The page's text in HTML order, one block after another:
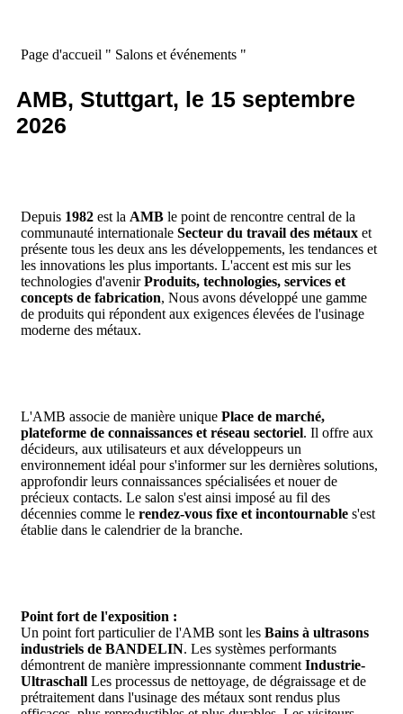
Page d'accueil " Salons et événements "
AMB, Stuttgart, le 15 septembre
2026
Depuis 1982 est la AMB le point de rencontre central de la
communauté internationale Secteur du travail des métaux et
présente tous les deux ans les développements, les tendances et
les innovations les plus importants. L'accent est mis sur les
technologies d'avenirProduits, technologies, services et
concepts de fabrication, Nous avons développé une gamme
de produits qui répondent aux exigences élevées de l'usinage
moderne des métaux.
L'AMB associe de manière unique Place de marché,
plateforme de connaissances et réseau sectoriel. Il offre aux
décideurs, aux utilisateurs et aux développeurs un
environnement idéal pour s'informer sur les dernières solutions,
approfondir leurs connaissances spécialisées et nouer de
précieux contacts. Le salon s'est ainsi imposé au fil des
décennies comme le rendez-vous fixe et incontournable s'est
établie dans le calendrier de la branche.
Point fort de l'exposition :
Un point fort particulier de l'AMB sont les Bains à ultrasons
industriels de BANDELIN. Les systèmes performants
démontrent de manière impressionnante comment Industrie-
Ultraschall Les processus de nettoyage, de dégraissage et de
prétraitement dans l'usinage des métaux sont rendus plus